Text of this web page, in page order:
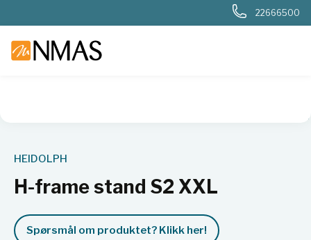
22666500
HEIDOLPH
H-frame stand S2 XXL
Spørsmål om produktet? Klikk her!